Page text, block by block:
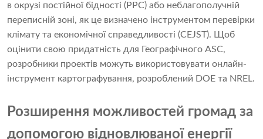
в окрузі постійної бідності (PPC) або неблагополучній
переписній зоні, як це визначено інструментом перевірки
клімату та економічної справедливості (CEJST). Щоб
оцінити свою придатність для Географічного ASC,
розробники проектів можуть використовувати онлайн-
інструмент картографування, розроблений DOE та NREL.
Розширення можливостей громад за
допомогою відновлюваної енергії